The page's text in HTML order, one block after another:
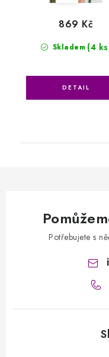
Skladem (4
869 Kč
Potřebujete s